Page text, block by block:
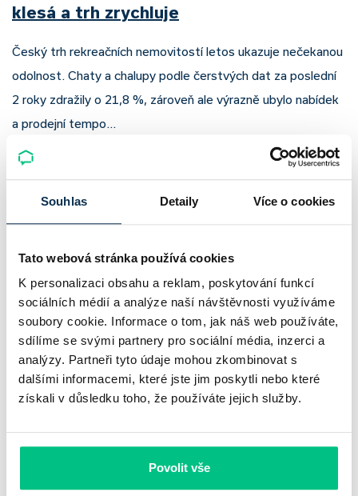
Souhlas Detaily Více o cookies
Tato webová stránka používá cookies
K personalizaci obsahu a reklam, poskytování funkcí
sociálních médií a analýze naší návštěvnosti využíváme
soubory cookie. Informace o tom, jak náš web používáte,
sdílíme se svými partnery pro sociální média, inzerci a
analýzy. Partneři tyto údaje mohou zkombinovat s
dalšími informacemi, které jste jim poskytli nebo které
získali v důsledku toho, že používáte jejich služby.
Povolit vše
klesá a trh zrychluje
Český trh rekreačních nemovitostí letos ukazuje nečekanou
odolnost. Chaty a chalupy podle čerstvých dat za poslední
2 roky zdražily o 21,8 %, zároveň ale výrazně ubylo nabídek
a prodejní tempo…
Pavel Pohanka
UniCredit Bank od 27.7.2026 zdražuje
hypotéky, zatímco Raiffeisenbank
Český hypoteční trh na konci července 2026 potvrzuje, že
sazby zůstávají pod tlakem a část bank pokračuje v jejich